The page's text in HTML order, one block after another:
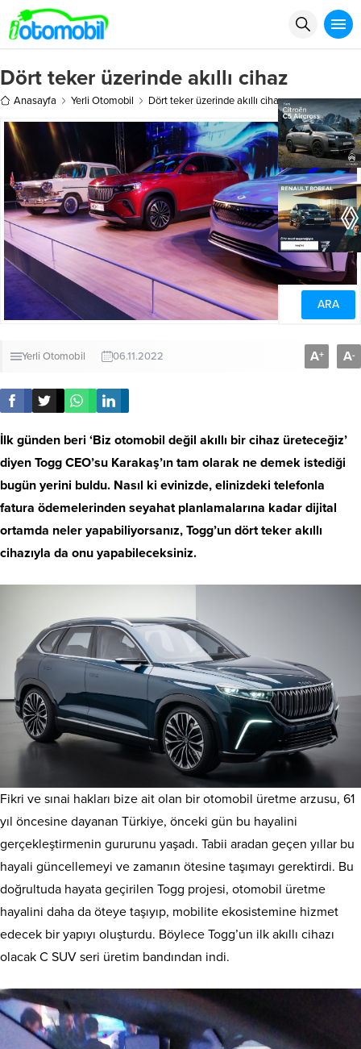
Dört teker üzerinde akıllı cihaz
Anasayfa Yerli Otomobil Dört teker üzerinde akıllı cihaz
Yerli Otomobil 06.11.2022 A+ A-
İlk günden beri ‘Biz otomobil değil akıllı bir cihaz üreteceğiz’
diyen Togg CEO’su Karakaş’ın tam olarak ne demek istediği
bugün yerini buldu. Nasıl ki evinizde, elinizdeki telefonla
fatura ödemelerinden seyahat planlamalarına kadar dijital
ortamda neler yapabiliyorsanız, Togg’un dört teker akıllı
cihazıyla da onu yapabileceksiniz.
Fikri ve sınai hakları bize ait olan bir otomobil üretme arzusu, 61
yıl öncesine dayanan Türkiye, önceki gün bu hayalini
gerçekleştirmenin gururunu yaşadı. Tabii aradan geçen yıllar bu
hayali güncellemeyi ve zamanın ötesine taşımayı gerektirdi. Bu
doğrultuda hayata geçirilen Togg projesi, otomobil üretme
hayalini daha da öteye taşıyıp, mobilite ekosistemine hizmet
edecek bir yapıyı oluşturdu. Böylece Togg’un ilk akıllı cihazı
olacak C SUV seri üretim bandından indi.